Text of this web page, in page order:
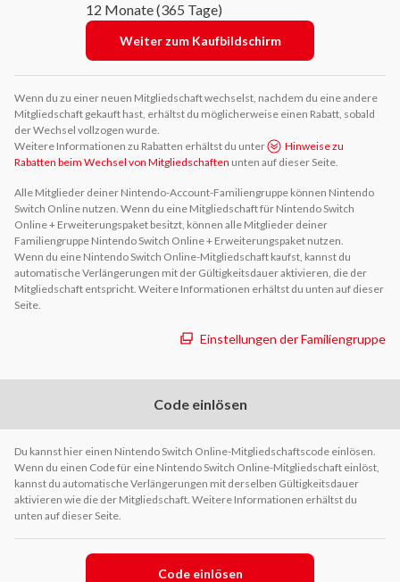
12 Monate (365 Tage)
Weiter zum Kaufbildschirm
Wenn du zu einer neuen Mitgliedschaft wechselst, nachdem du eine andere
Mitgliedschaft gekauft hast, erhältst du möglicherweise einen Rabatt, sobald
der Wechsel vollzogen wurde.
Weitere Informationen zu Rabatten erhältst du unter
Hinweise zu
Rabatten beim Wechsel von Mitgliedschaften unten auf dieser Seite.
Alle Mitglieder deiner Nintendo-Account-Familiengruppe können Nintendo
Switch Online nutzen. Wenn du eine Mitgliedschaft für Nintendo Switch
Online + Erweiterungspaket besitzt, können alle Mitglieder deiner
Familiengruppe Nintendo Switch Online + Erweiterungspaket nutzen.
Wenn du eine Nintendo Switch Online-Mitgliedschaft kaufst, kannst du
automatische Verlängerungen mit der Gültigkeitsdauer aktivieren, die der
Mitgliedschaft entspricht. Weitere Informationen erhältst du unten auf dieser
Seite.
Einstellungen der Familiengruppe
Code einlösen
Du kannst hier einen Nintendo Switch Online-Mitgliedschaftscode einlösen.
Wenn du einen Code für eine Nintendo Switch Online-Mitgliedschaft einlöst,
kannst du automatische Verlängerungen mit derselben Gültigkeitsdauer
aktivieren wie die der Mitgliedschaft. Weitere Informationen erhältst du
unten auf dieser Seite.
Code einlösen